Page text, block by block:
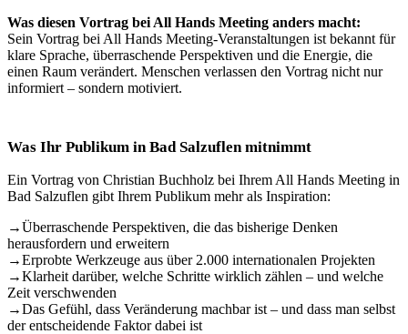
Was diesen Vortrag bei All Hands Meeting anders macht:
Sein Vortrag bei All Hands Meeting-Veranstaltungen ist bekannt für
klare Sprache, überraschende Perspektiven und die Energie, die
einen Raum verändert. Menschen verlassen den Vortrag nicht nur
informiert – sondern motiviert.
Was Ihr Publikum in Bad Salzuflen mitnimmt
Ein Vortrag von Christian Buchholz bei Ihrem All Hands Meeting in
Bad Salzuflen gibt Ihrem Publikum mehr als Inspiration:
→Überraschende Perspektiven, die das bisherige Denken
herausfordern und erweitern
→Erprobte Werkzeuge aus über 2.000 internationalen Projekten
→Klarheit darüber, welche Schritte wirklich zählen – und welche
Zeit verschwenden
→Das Gefühl, dass Veränderung machbar ist – und dass man selbst
der entscheidende Faktor dabei ist